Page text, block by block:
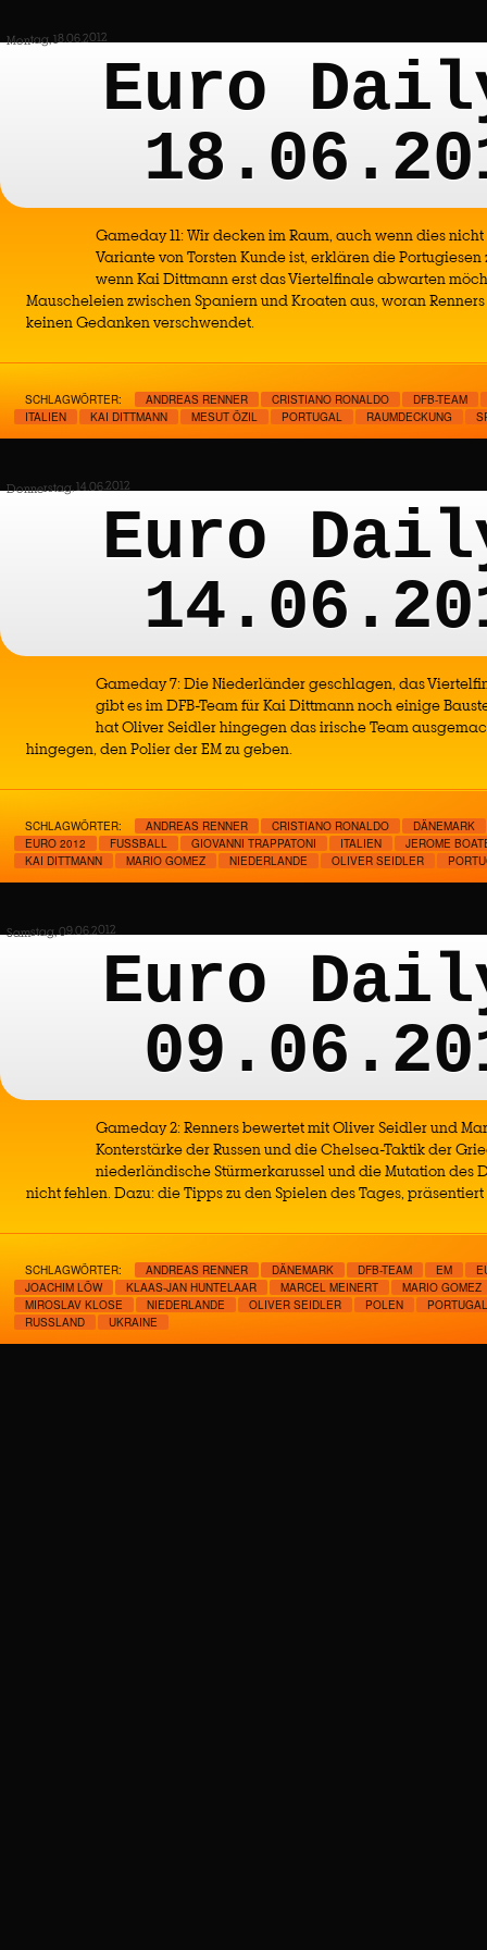
Montag, 18.06.2012
Euro
Gameday 11: Wir decken im Raum, auch wenn dies
Variante von Torsten Kunde ist, erklären die
wenn Kai Dittmann erst das Viertelfinale abwarten
Mauscheleien zwischen Spaniern und Kroaten aus, woran
keinen Gedanken verschwendet.
SCHLAGWÖRTER: ANDREAS RENNER CRISTIANO RONALDO
DFB-TEAM
ITALIEN
KAI DITTMANN MESUT ÖZIL PORTUGAL RAUMDECKUNG
Donnerstag, 14.06.2012
Euro
Gameday 7: Die Niederländer geschlagen, das
gibt es im DFB-Team für Kai Dittmann noch einige
hat Oliver Seidler hingegen das irische Team
hingegen, den Polier der EM zu geben.
SCHLAGWÖRTER: ANDREAS RENNER CRISTIANO RONALDO
DÄNEMARK
EURO 2012
FUSSBALL GIOVANNI TRAPPATONI ITALIEN
JEROME
KAI DITTMANN
MARIO GOMEZ NIEDERLANDE OLIVER SEIDLER
Samstag, 09.06.2012
Euro
Gameday 2: Renners bewertet mit Oliver Seidler und
Konterstärke der Russen und die Chelsea-Taktik der
niederländische Stürmerkarussel und die Mutation des
nicht fehlen. Dazu: die Tipps zu den Spielen des Tages,
SCHLAGWÖRTER: ANDREAS RENNER DÄNEMARK DFB-TEAM EM
JOACHIM LÖW
KLAAS-JAN HUNTELAAR MARCEL MEINERT
MARIO GOMEZ
MIROSLAV KLOSE
NIEDERLANDE OLIVER SEIDLER POLEN
PORTUGAL
RUSSLAND
UKRAINE